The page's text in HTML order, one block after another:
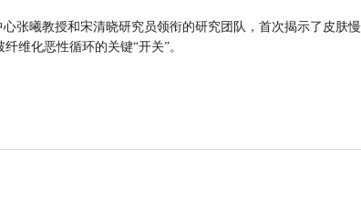
张曦教授和宋清晓研究员领衔的研究团队，首次揭示了皮肤
维化恶性循环的关键“开关”。